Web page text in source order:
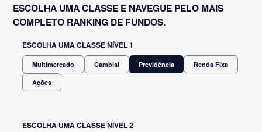
ESCOLHA UMA CLASSE E NAVEGUE PELO MAIS
COMPLETO RANKING DE FUNDOS.
ESCOLHA UMA CLASSE NÍVEL 1
Multimercado Cambial Previdência Renda Fixa
Ações
ESCOLHA UMA CLASSE NÍVEL 2